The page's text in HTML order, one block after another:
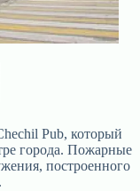
Pub, который
города. Пожарные
построенного